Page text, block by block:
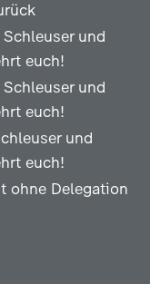
Schleuser und
euch!
Schleuser und
euch!
und
euch!
ohne Delegation